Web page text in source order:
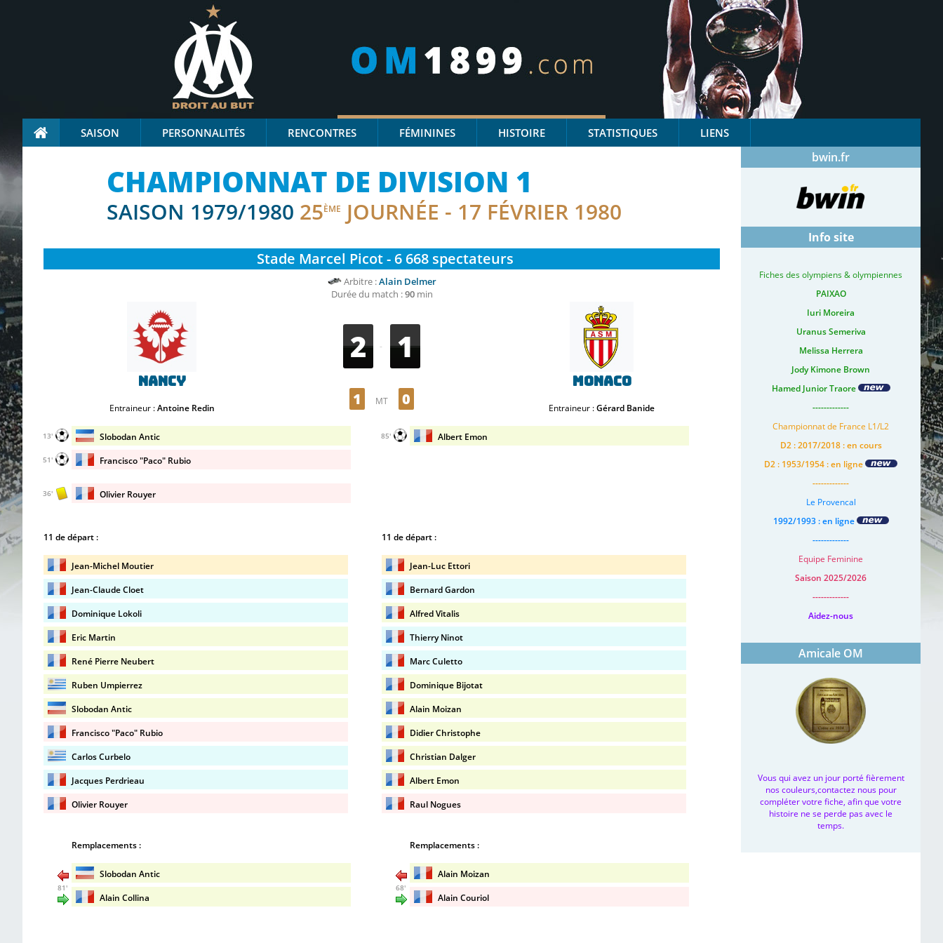
SAISON PERSONNALITÉS RENCONTRES FÉMININES HISTOIRE STATISTIQUES LIENS
CHAMPIONNAT DE DIVISION 1
SAISON 1979/1980 25ÈME JOURNÉE - 17 FÉVRIER 1980
Stade Marcel Picot - 6 668 spectateurs
Arbitre :Alain Delmer
Durée du match :90min
Nancy
Entraineur :Antoine Redin
2 - 1
1 MT 0
Monaco
Entraineur :Gérard Banide
Slobodan Antic
13'
Francisco "Paco" Rubio
51'
Albert Emon
85'
Olivier Rouyer
36'
11 de départ :
Jean-Michel Moutier
Jean-Claude Cloet
Dominique Lokoli
Eric Martin
René Pierre Neubert
Ruben Umpierrez
Slobodan Antic
Francisco "Paco" Rubio
Carlos Curbelo
Jacques Perdrieau
Olivier Rouyer
11 de départ :
Jean-Luc Ettori
Bernard Gardon
Alfred Vitalis
Thierry Ninot
Marc Culetto
Dominique Bijotat
Alain Moizan
Didier Christophe
Christian Dalger
Albert Emon
Raul Nogues
Remplacements :
Slobodan Antic
81'
Alain Collina
Remplacements :
Alain Moizan
68'
Alain Couriol
bwin.fr
Info site
Fiches des olympiens & olympiennes
PAIXAO
Iuri Moreira
Uranus Semeriva
Melissa Herrera
Jody Kimone Brown
Hamed Junior Traore
-------------
Championnat de France L1/L2
D2 : 2017/2018 : en cours
D2 : 1953/1954 : en ligne
-------------
Le Provencal
1992/1993 : en ligne
-------------
Equipe Feminine
Saison 2025/2026
-------------
Aidez-nous
Amicale OM
Vous qui avez un jour porté fièrement
nos couleurs,contactez nous pour
compléter votre fiche, afin que votre
histoire ne se perde pas avec le
temps.